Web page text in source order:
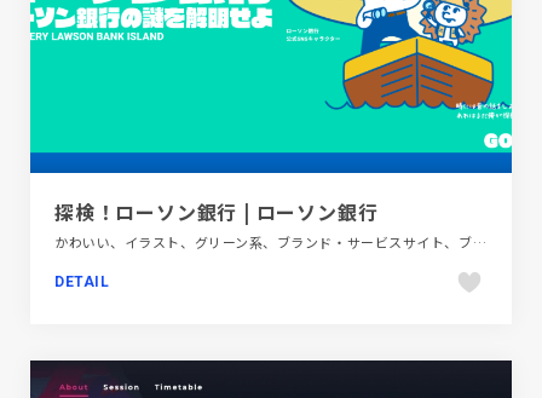
探検！ローソン銀行 | ローソン銀行
かわいい、イラスト、グリーン系、ブランド・サービスサイト、ブルー系、ポップ、モーション多め、金融・法律・人材・専門職
DETAIL